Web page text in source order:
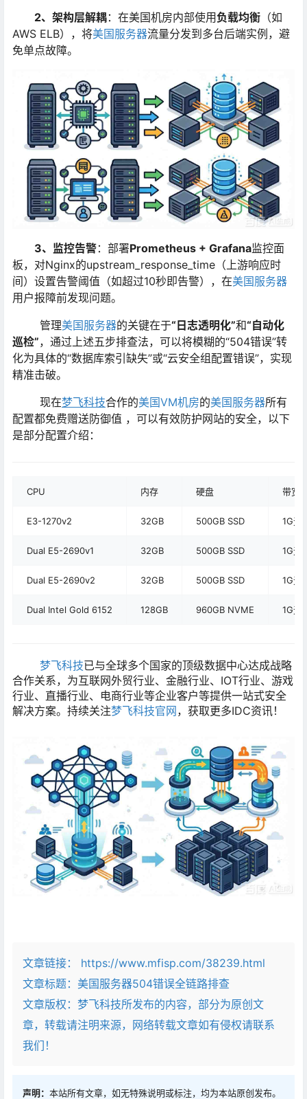
2、架构层解耦：在美国机房内部使用负载均衡 （如
AWS ELB），将美国服务器流量分发到多台后端实例，避
免单点故障。
3、监控告警：部署Prometheus + Grafana监控面
板，对Nginx的upstream_response_time（上游响应时
间）设置告警阈值（如超过10秒即告警），在美国服务器
用户报障前发现问题。
管理美国服务器的关键在于“日志透明化”和“自动化
巡检”，通过上述五步排查法，可以将模糊的“504错误”转
化为具体的“数据库索引缺失”或“云安全组配置错误”，实现
精准击破。
现在梦飞科技合作的美国VM机房的美国服务器所有
配置都免费赠送防御值 ，可以有效防护网站的安全，以下
是部分配置介绍：
CPU 内存 硬盘 带宽
E3-1270v2 32GB 500GB SSD 1G无
Dual E5-2690v1 32GB 500GB SSD 1G无
Dual E5-2690v2 32GB 500GB SSD 1G无
Dual Intel Gold 6152 128GB 960GB NVME 1G无
梦飞科技已与全球多个国家的顶级数据中心达成战略
合作关系，为互联网外贸行业、金融行业、IOT行业、游戏
行业、直播行业、电商行业等企业客户等提供一站式安全
解决方案。持续关注梦飞科技官网，获取更多IDC资讯！
文章链接：
https://www.mfisp.com/38239.html
文章标题： 美国服务器504错误全链路排查
文章版权：梦飞科技所发布的内容，部分为原创文
章，转载请注明来源，网络转载文章如有侵权请联系
我们！
声明： 本站所有文章，如无特殊说明或标注，均为本站原创发布。